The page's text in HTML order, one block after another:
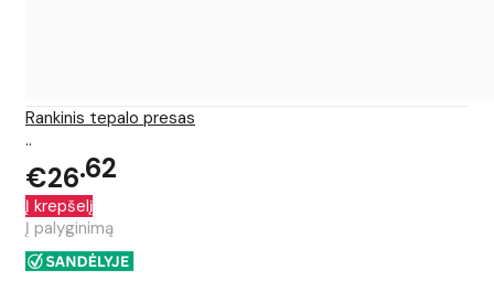
Rankinis tepalo presas
..
€26 62
Į krepšelį
Į palyginimą